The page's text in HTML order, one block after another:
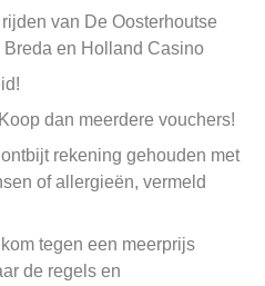
van De Oosterhoutse
en Holland Casino
dan meerdere vouchers!
rekening gehouden met
of allergieën, vermeld
tegen een meerprijs
de regels en